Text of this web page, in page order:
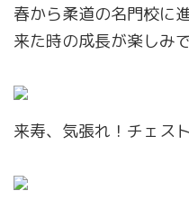
春から柔道の名門校に
来た時の成長が楽しみで
来寿、気張れ！チェス